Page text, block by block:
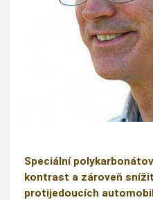
Speciální
kontrast a zároveň
protijedoucích